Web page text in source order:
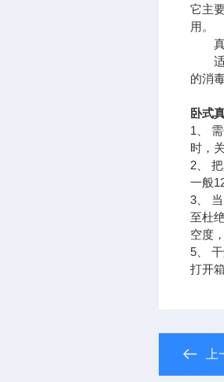
它主
用。
真空
适用
的消
卧式
1、
时，
2、
一般
3、
至杜
空度
5、
打开